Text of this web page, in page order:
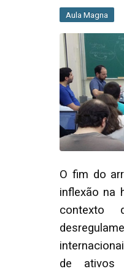
Aula Magna
O fim do
inflexão na
contexto
de ativos